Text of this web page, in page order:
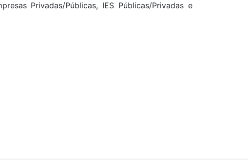
Privadas/Públicas, IES Públicas/Privadas e